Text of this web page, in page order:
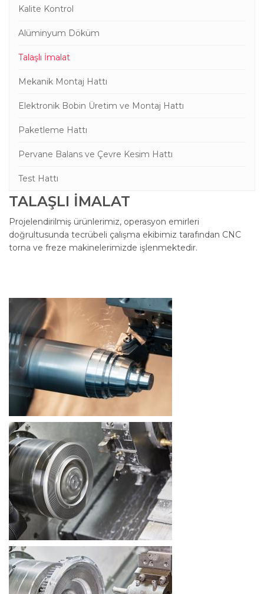
Kalite Kontrol
Alüminyum Döküm
Talaşlı İmalat
Mekanik Montaj Hattı
Elektronik Bobin Üretim ve Montaj Hattı
Paketleme Hattı
Pervane Balans ve Çevre Kesim Hattı
Test Hattı
TALAŞLI İMALAT
Projelendirilmiş ürünlerimiz, operasyon emirleri
doğrultusunda tecrübeli çalışma ekibimiz tarafından CNC
torna ve freze makinelerimizde işlenmektedir.